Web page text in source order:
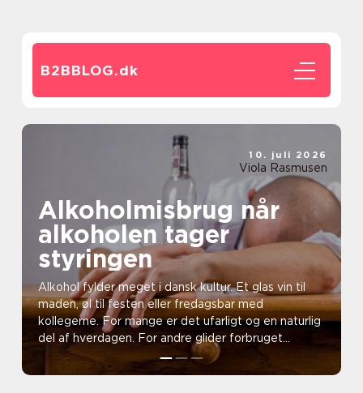
B2BBLOG.dk
Alkoholmisbrug når
alkoholen tager
styringen
Alkohol fylder meget i dansk kultur. Et glas vin til
maden, øl til festen eller fredagsbar med
kollegerne. For mange er det ufarligt og en naturlig
del af hverdagen. For andre glider forbruget
langsom...
10. juli 2026
Viola Rasmusen